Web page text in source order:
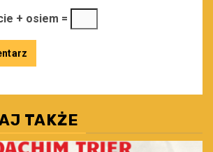
+ osiem =
TAKŻE